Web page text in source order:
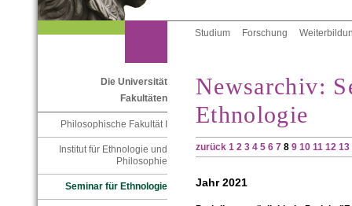
Studium Forschung
Die Universität
Fakultäten
Philosophische Fakultät I
Institut für Ethnologie und
Philosophie
Seminar für Ethnologie
Newsarchiv:
Ethnologie
zurück 1 2 3 4 5 6 78 9 10 11 12 13
Jahr 2021